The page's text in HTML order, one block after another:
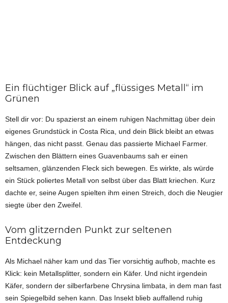
Ein flüchtiger Blick auf „flüssiges Metall“ im
Grünen
Stell dir vor: Du spazierst an einem ruhigen Nachmittag über dein
eigenes Grundstück in Costa Rica, und dein Blick bleibt an etwas
hängen, das nicht passt. Genau das passierte Michael Farmer.
Zwischen den Blättern eines Guavenbaums sah er einen
seltsamen, glänzenden Fleck sich bewegen. Es wirkte, als würde
ein Stück poliertes Metall von selbst über das Blatt kriechen. Kurz
dachte er, seine Augen spielten ihm einen Streich, doch die Neugier
siegte über den Zweifel.
Vom glitzernden Punkt zur seltenen
Entdeckung
Als Michael näher kam und das Tier vorsichtig aufhob, machte es
Klick: kein Metallsplitter, sondern ein Käfer. Und nicht irgendein
Käfer, sondern der silberfarbene Chrysina limbata, in dem man fast
sein Spiegelbild sehen kann. Das Insekt blieb auffallend ruhig